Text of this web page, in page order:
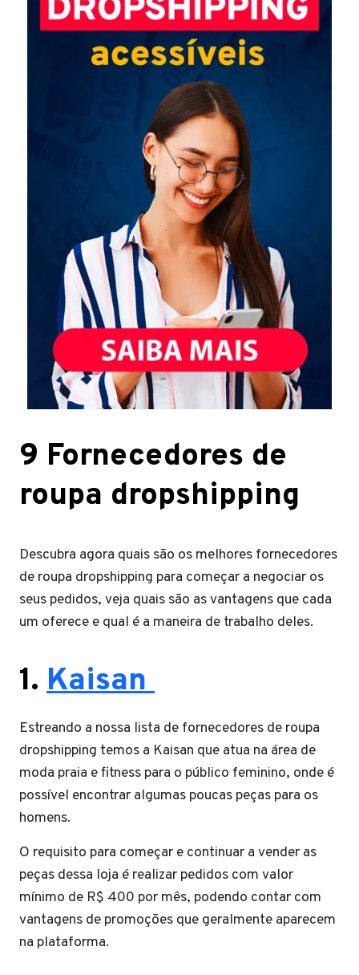
9 Fornecedores de
roupa dropshipping
Descubra agora quais são os melhores fornecedores
de roupa dropshipping para começar a negociar os
seus pedidos, veja quais são as vantagens que cada
um oferece e qual é a maneira de trabalho deles.
1. Kaisan
Estreando a nossa lista de fornecedores de roupa
dropshipping temos a Kaisan que atua na área de
moda praia e fitness para o público feminino, onde é
possível encontrar algumas poucas peças para os
homens.
O requisito para começar e continuar a vender as
peças dessa loja é realizar pedidos com valor
mínimo de R$ 400 por mês, podendo contar com
vantagens de promoções que geralmente aparecem
na plataforma.